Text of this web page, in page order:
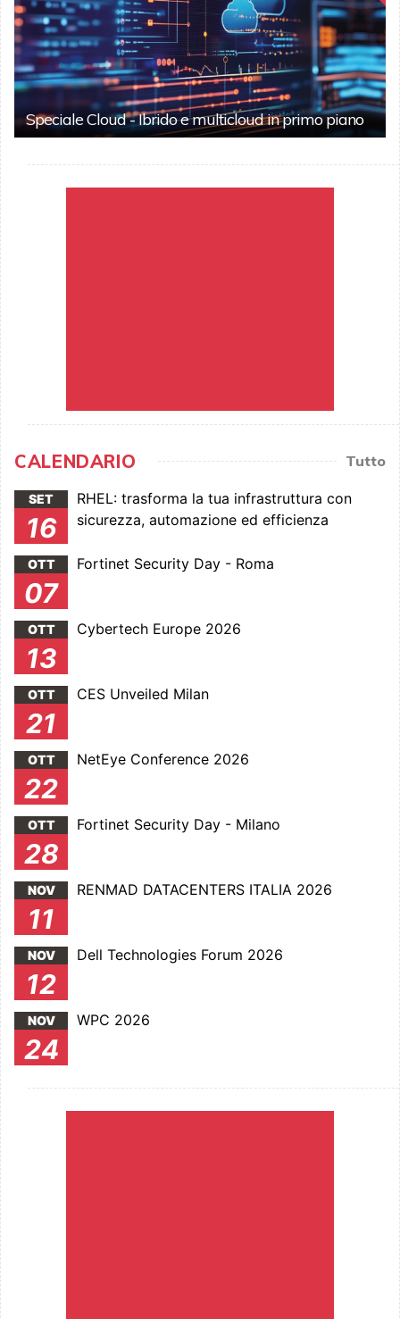
Speciale Cloud - Ibrido e multicloud in primo piano
CALENDARIO Tutto
SET
16
RHEL: trasforma la tua infrastruttura con
sicurezza, automazione ed efficienza
OTT
07
Fortinet Security Day - Roma
OTT
13
Cybertech Europe 2026
OTT
21
CES Unveiled Milan
OTT
22
NetEye Conference 2026
OTT
28
Fortinet Security Day - Milano
NOV
11
RENMAD DATACENTERS ITALIA 2026
NOV
12
Dell Technologies Forum 2026
NOV
24
WPC 2026